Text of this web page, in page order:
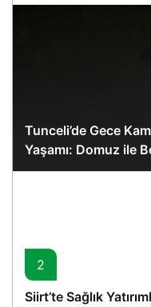
Tunceli’de Gece
Yaşamı: Domuz ile
2
Siirt’te Sağlık